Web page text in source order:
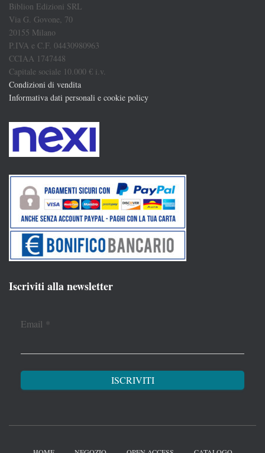
Biblion Edizioni SRL
Via G. Govone, 70
20155 Milano
P.IVA e C.F. 04430980963
CCIAA 1747448
Capitale sociale 10.000 € i.v.
Condizioni di vendita
Informativa dati personali e cookie policy
Iscriviti alla newsletter
Email *